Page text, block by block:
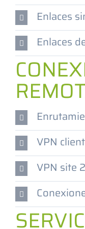
Enlaces
Enlaces
VPN
VPN site